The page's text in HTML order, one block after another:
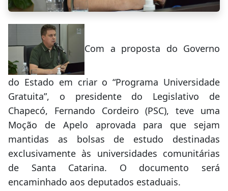
Com a proposta do Governo
do Estado em criar o “Programa Universidade
Gratuita”, o presidente do Legislativo de
Chapecó, Fernando Cordeiro (PSC), teve uma
Moção de Apelo aprovada para que sejam
mantidas as bolsas de estudo destinadas
exclusivamente às universidades comunitárias
de Santa Catarina. O documento será
encaminhado aos deputados estaduais.